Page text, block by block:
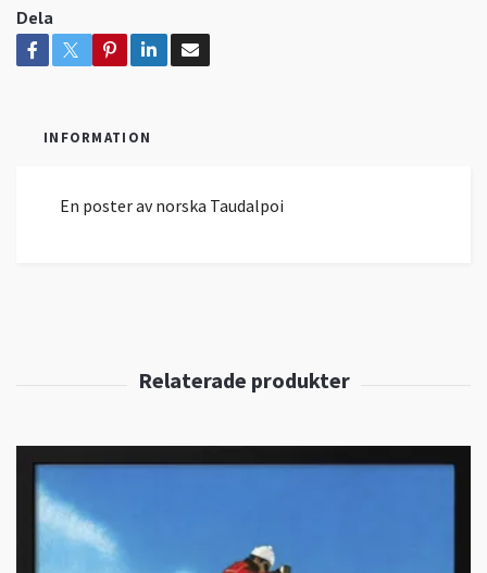
Dela
INFORMATION
En poster av norska Taudalpoi